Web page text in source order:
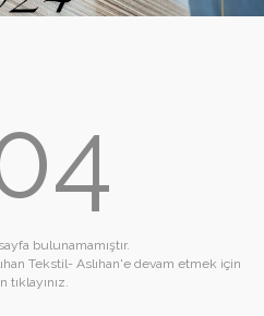
bulunamamıştır.
Tekstil- Aslıhan'e devam etmek için
tıklayınız.